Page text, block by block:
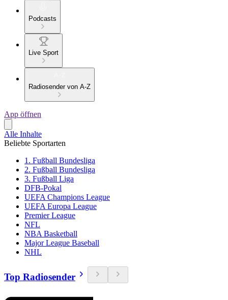
Podcasts
Live Sport
Radiosender von A-Z
App öffnen
Alle Inhalte
Beliebte Sportarten
1. Fußball Bundesliga
2. Fußball Bundesliga
3. Fußball Liga
DFB-Pokal
UEFA Champions League
UEFA Europa League
Premier League
NFL
NBA Basketball
Major League Baseball
NHL
Top Radiosender